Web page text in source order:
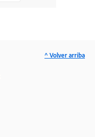
^ Volver arriba